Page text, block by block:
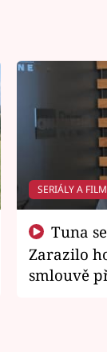
SERIÁLY A
Zarazilo
smlouvě